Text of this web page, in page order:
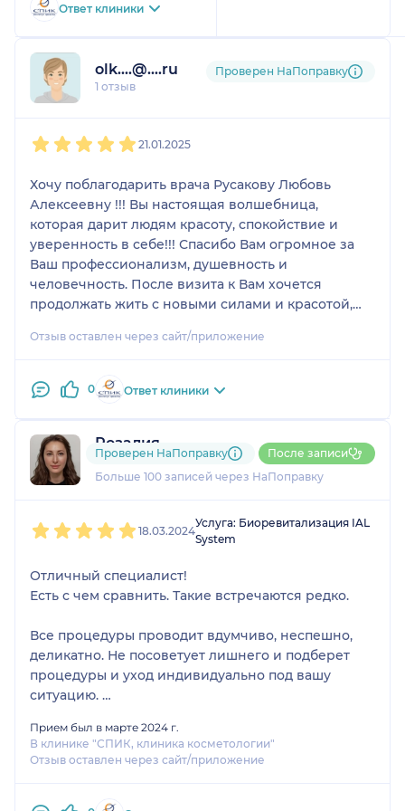
Ответ клиники
olk....@....ru
1 отзыв
Проверен НаПоправку
21.01.2025
Хочу поблагодарить врача Русакову Любовь
Алексеевну !!! Вы настоящая волшебница,
которая дарит людям красоту, спокойствие и
уверенность в себе!!! Спасибо Вам огромное за
Ваш профессионализм, душевность и
человечность. После визита к Вам хочется
продолжать жить с новыми силами и красотой,
коллектив клиники косметологии
нам! Желаю дальнейшего процветания и
развития.
Отзыв оставлен через сайт/приложение
0 Ответ клиники
Розалия
21 отзыв
Больше 100 записей через НаПоправку
Проверен НаПоправку После записи
18.03.2024
Услуга: Биоревитализация IAL
System
Отличный специалист!
Есть с чем сравнить. Такие встречаются редко.
Все процедуры проводит вдумчиво, неспешно,
деликатно. Не посоветует лишнего и подберет
процедуры и уход индивидуально под вашу
ситуацию.
Лично я вижу результаты проделанной работы и
они меня радуют. К Русаковой Л. А. обратилась
Прием был в марте 2024 г.
В клинике "СПИК, клиника косметологии"
Отзыв оставлен через сайт/приложение